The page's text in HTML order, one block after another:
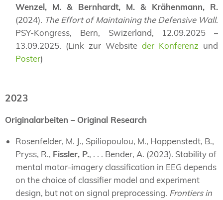
Wenzel, M. & Bernhardt, M. & Krähenmann, R.
(2024). The Effort of Maintaining the Defensive Wall.
PSY-Kongress, Bern, Swizerland, 12.09.2025 –
13.09.2025. (Link zur Website der Konferenz und
Poster)
2023
Originalarbeiten – Original Research
Rosenfelder, M. J., Spiliopoulou, M., Hoppenstedt, B.,
Pryss, R., Fissler, P., . . . Bender, A. (2023). Stability of
mental motor-imagery classification in EEG depends
on the choice of classifier model and experiment
design, but not on signal preprocessing. Frontiers in